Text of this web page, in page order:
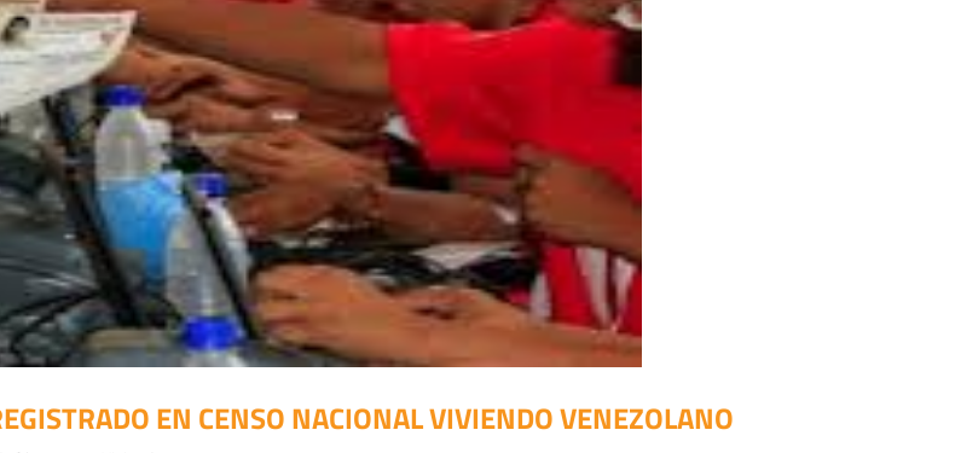
EN CENSO NACIONAL VIVIENDO VENEZOLANO